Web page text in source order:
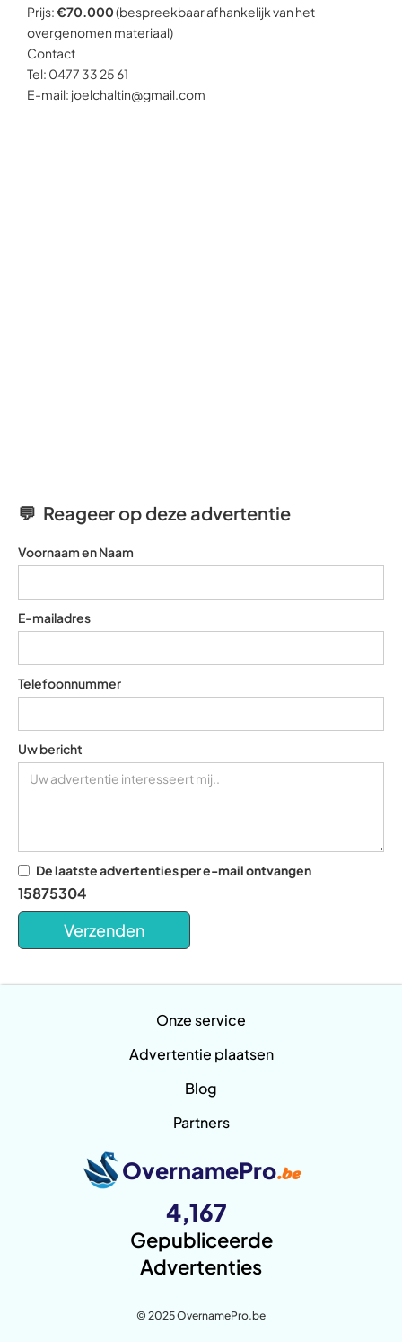
Prijs:€70.000(bespreekbaar afhankelijk van het
overgenomen materiaal)
Contact
Tel: 0477 33 25 61
E-mail: joelchaltin@gmail.com
💬 Reageer op deze advertentie
Voornaam en Naam
E-mailadres
Telefoonnummer
Uw bericht
De laatste advertenties per e-mail ontvangen
15875304
Onze service
Advertentie plaatsen
Blog
Partners
OvernamePro.be
4,167
Gepubliceerde
Advertenties
© 2025 OvernamePro.be